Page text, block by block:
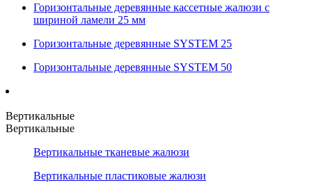
Горизонтальные деревянные кассетные жалюзи с
шириной ламели 25 мм
Горизонтальные деревянные SYSTEM 25
Горизонтальные деревянные SYSTEM 50
Вертикальные
Вертикальные
Вертикальные тканевые жалюзи
Вертикальные пластиковые жалюзи